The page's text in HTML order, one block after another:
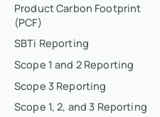
Product Carbon Footprint
(PCF)
SBTi Reporting
Scope 1 and 2 Reporting
Scope 3 Reporting
Scope 1, 2, and 3 Reporting